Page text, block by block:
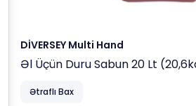
DİVERSEY Multi Hand
Əl Üçün Duru Sabun 20 Lt
Isladın Və Qalın Köpük
Ətraflı Bax